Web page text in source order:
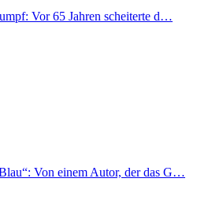
Vor 65 Jahren scheiterte d…
Von einem Autor, der das G…